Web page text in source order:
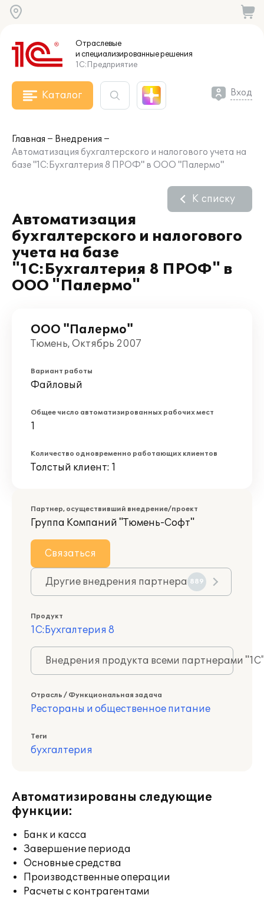
Отраслевые
и специализированныерешения
1С:Предприятие
Каталог Вход
Главная
Внедрения
Автоматизация бухгалтерского и налогового учета на
базе "1С:Бухгалтерия 8 ПРОФ" в ООО "Палермо"
Автоматизация
бухгалтерского и налогового
учета на базе
"1С:Бухгалтерия 8 ПРОФ" в
ООО "Палермо"
К списку
ООО "Палермо"
Тюмень, Октябрь 2007
Вариант работы
Файловый
Общее число автоматизированных рабочих мест
1
Количество одновременно работающих клиентов
Толстый клиент: 1
Партнер, осуществивший внедрение/проект
Группа Компаний "Тюмень-Софт"
Связаться
Другие внедрения партнера 889
Продукт
1С:Бухгалтерия 8
Внедрения продукта всеми партнерами
Отрасль / Функциональная задача
Рестораны и общественное питание
Теги
бухгалтерия
Автоматизированы следующие
функции:
Банк и касса
Завершение периода
Основные средства
Производственные операции
Расчеты с контрагентами